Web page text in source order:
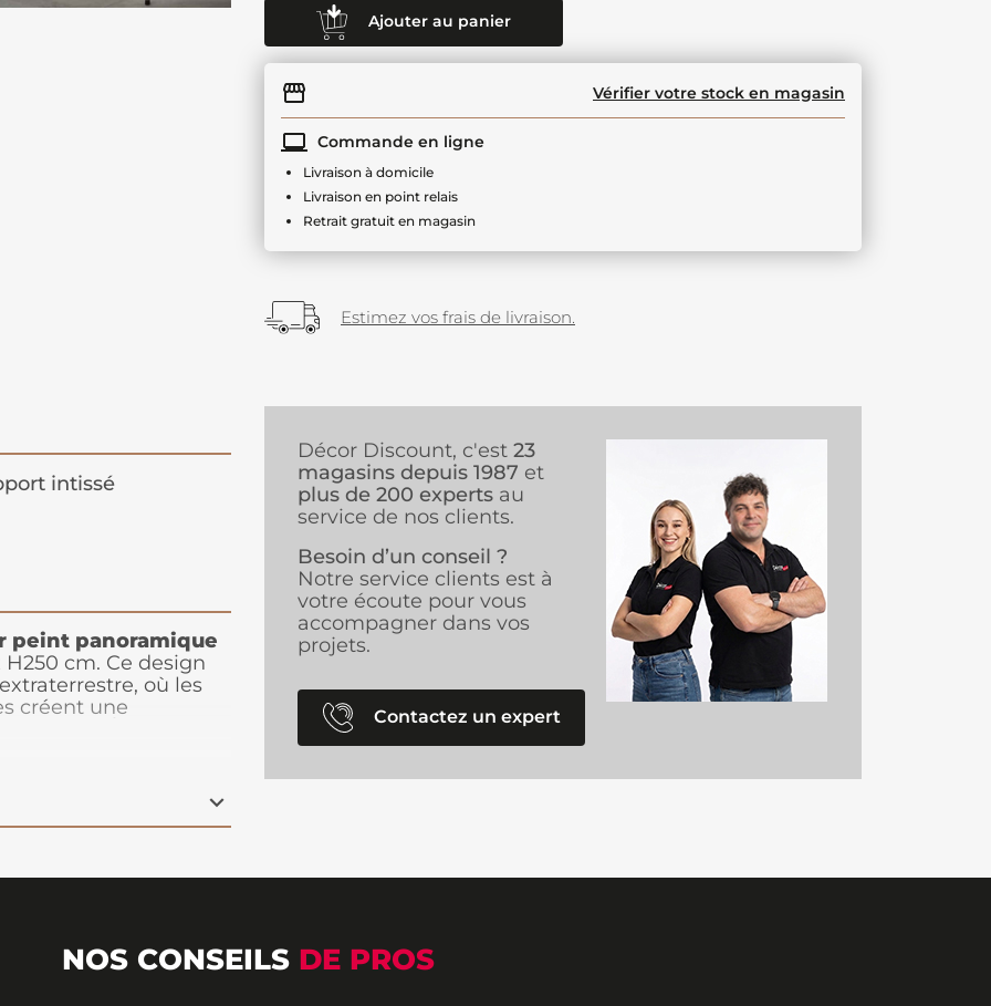
Ajouter au panier
Vérifier votre stock en magasin
Commande en ligne
Livraison à domicile
Livraison en point relais
Retrait gratuit en magasin
Estimez vos frais de livraison.
intissé
peint panoramique
cm. Ce design
où les
créent une
les rayons du soleil
un bureau, ce
et de
envoûtant
Décor Discount, c'est 23
magasins depuis 1987 et
plus de 200 experts au
service de nos clients.
Besoin d’un conseil ?
Notre service clients est à
votre écoute pour vous
accompagner dans vos
projets.
Contactez un expert
NOS CONSEILS DE PROS